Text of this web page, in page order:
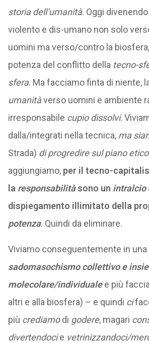
storia dell’umanità. Oggi
violento e dis-umano non solo
uomini ma verso/contro la
potenza del conflitto della tecno-
sfera. Ma facciamo finta di niente,
umanitàverso uomini e ambiente
irresponsabile cupio dissolvi.
dalla/integrati nella tecnica, ma
Strada) di progredire sul piano etico
aggiungiamo, per il tecno-
la responsabilitàsono un intralcio
dispiegamento illimitato della
potenza. Quindi da eliminare.
Viviamo conseguentemente in una
sadomasochismo collettivo e
molecolare/individuale e più
altri e alla biosfera) – e quindi ci
più crediamodi godere, magari
divertendocie vetrinizzandoci/